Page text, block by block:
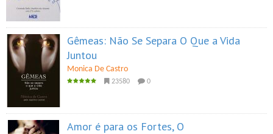
Gêmeas: Não Se Separa O Que a Vida
Juntou
Monica De Castro
23580 0
Amor é para os Fortes, O